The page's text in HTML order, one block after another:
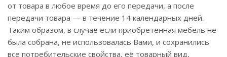
от товара в любое время до его передачи, а после
передачи товара — в течение 14 календарных дней.
Таким образом, в случае если приобретенная мебель не
была собрана, не использовалась Вами, и сохранились
все потребительские свойства, её товарный вид,